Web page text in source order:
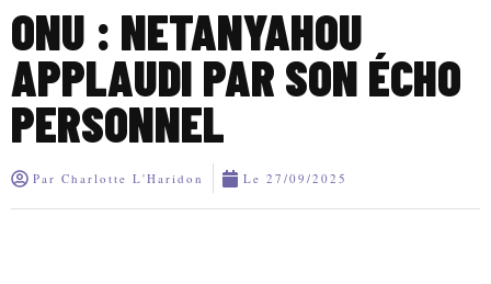
ONU : NETANYAHOU
APPLAUDI PAR SON ÉCHO
PERSONNEL
Par Charlotte L'Haridon Le 27/09/2025